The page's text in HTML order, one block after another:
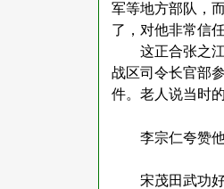
军等地方部队，
了，对他非常信
这正合张之
战区司令长官部
件。老人说当时
李宗仁夸赞
宋茂田武功